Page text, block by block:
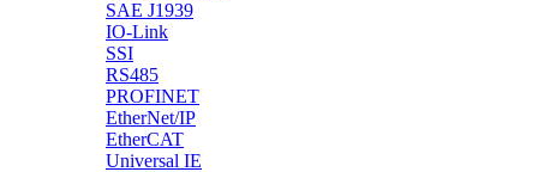
SAE J1939
IO-Link
SSI
RS485
PROFINET
EtherNet/IP
EtherCAT
Universal IE